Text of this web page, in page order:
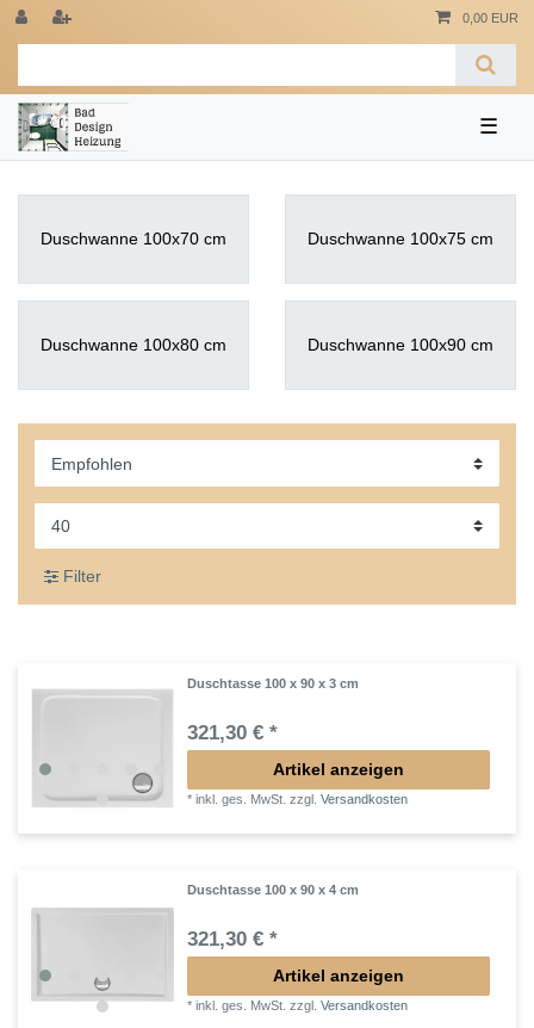
0,00 EUR
☰
Duschwanne 100x70 cm Duschwanne 100x75 cm
Duschwanne 100x80 cm Duschwanne 100x90 cm
Filter
Duschtasse 100 x 90 x 3 cm
321,30 € *
Artikel anzeigen
*inkl. ges. MwSt. zzgl.Versandkosten
Duschtasse 100 x 90 x 4 cm
321,30 € *
Artikel anzeigen
*inkl. ges. MwSt. zzgl.Versandkosten